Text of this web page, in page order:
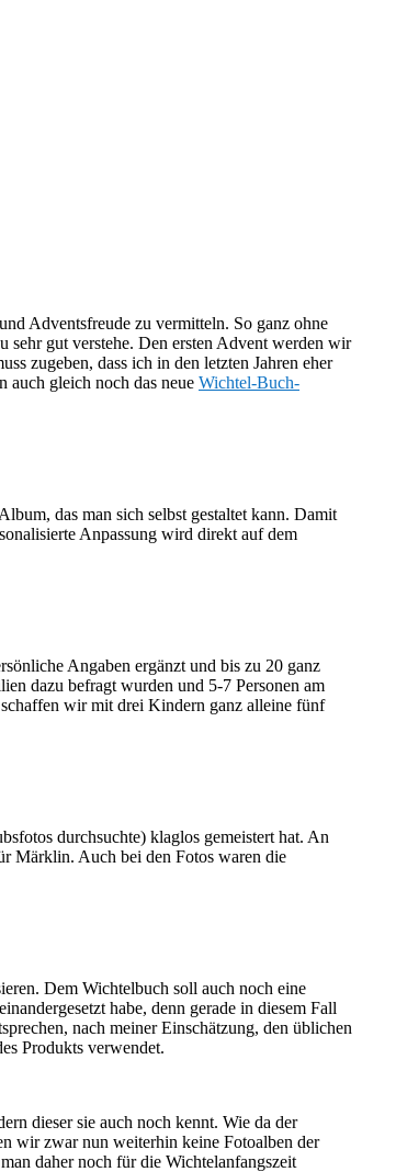
Adventsfreude zu vermitteln. So ganz ohne
sehr gut verstehe. Den ersten Advent werden wir
zugeben, dass ich in den letzten Jahren eher
auch gleich noch das neue Wichtel-Buch-
das man sich selbst gestaltet kann. Damit
Anpassung wird direkt auf dem
Angaben ergänzt und bis zu 20 ganz
dazu befragt wurden und 5-7 Personen am
wir mit drei Kindern ganz alleine fünf
durchsuchte) klaglos gemeistert hat. An
Märklin. Auch bei den Fotos waren die
Dem Wichtelbuch soll auch noch eine
habe, denn gerade in diesem Fall
nach meiner Einschätzung, den üblichen
Produkts verwendet.
dieser sie auch noch kennt. Wie da der
wir zwar nun weiterhin keine Fotoalben der
daher noch für die Wichtelanfangszeit